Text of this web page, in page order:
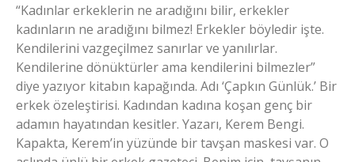
“Kadınlar erkeklerin ne aradığını bilir, erkekler
kadınların ne aradığını bilmez! Erkekler böyledir işte.
Kendilerini vazgeçilmez sanırlar ve yanılırlar.
Kendilerine dönüktürler ama kendilerini bilmezler”
diye yazıyor kitabın kapağında. Adı ‘Çapkın Günlük.’ Bir
erkek özeleştirisi. Kadından kadına koşan genç bir
adamın hayatından kesitler. Yazarı, Kerem Bengi.
Kapakta, Kerem’in yüzünde bir tavşan maskesi var. O